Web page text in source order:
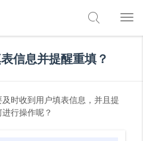
信息并提醒重填？
时收到用户填表信息，并且提
行操作呢？